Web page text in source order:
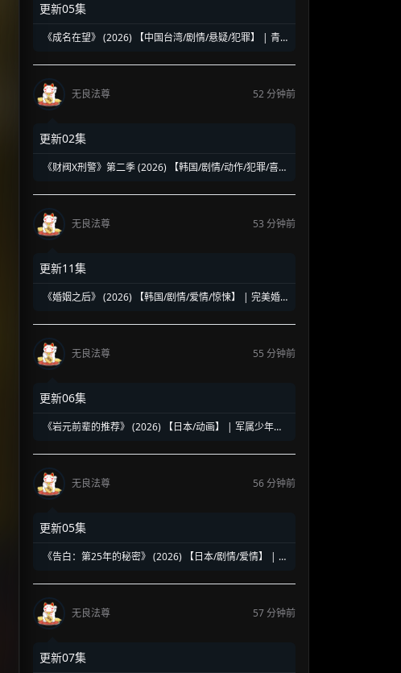
更新05集
《成名在望》 (2026) 【中国台湾/剧情/悬疑/犯罪】 | 青
无良法尊 52 分钟前
更新02集
《财阀X刑警》第二季 (2026) 【韩国/剧情/动作/犯罪/喜
碰撞
无良法尊
53 分钟前
更新11集
《婚姻之后》 (2026) 【韩国/剧情/爱情/惊悚】 | 完美婚
无良法尊 55 分钟前
更新06集
《岩元前辈的推荐》 (2026) 【日本/动画】 | 军属少年的
无良法尊 56 分钟前
更新05集
《告白：第25年的秘密》 (2026) 【日本/剧情/爱情】 | 松
无良法尊 57 分钟前
更新07集